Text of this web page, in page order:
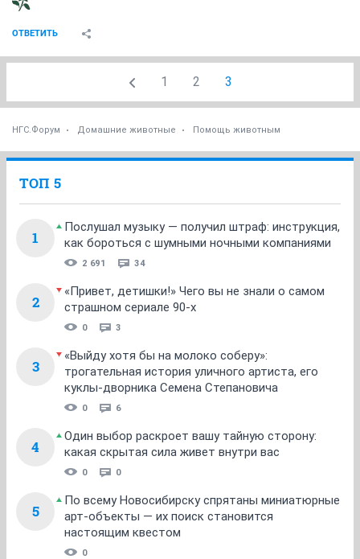
ОТВЕТИТЬ
1 2 3
НГС.Форум Домашние животные Помощь животным
ТОП 5
1
Послушал музыку — получил штраф: инструкция,
как бороться с шумными ночными компаниями
2 691 34
2
«Привет, детишки!» Чего вы не знали о самом
страшном сериале 90-х
0 3
3
«Выйду хотя бы на молоко соберу»:
трогательная история уличного артиста, его
куклы-дворника Семена Степановича
0 6
4
Один выбор раскроет вашу тайную сторону:
какая скрытая сила живет внутри вас
0 0
5
По всему Новосибирску спрятаны миниатюрные
арт-объекты — их поиск становится
настоящим квестом
0